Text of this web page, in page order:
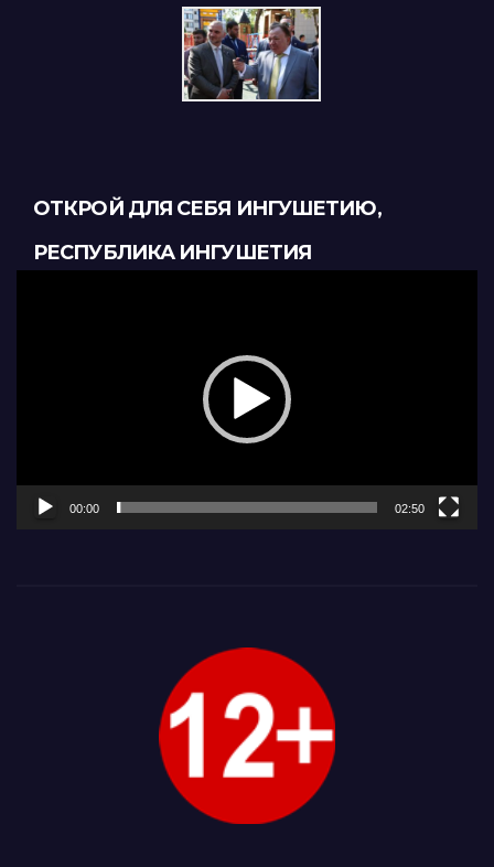
ОТКРОЙ ДЛЯ СЕБЯ ИНГУШЕТИЮ,
РЕСПУБЛИКА ИНГУШЕТИЯ
00:00 02:50